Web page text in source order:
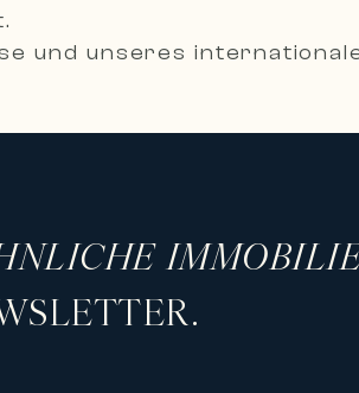
und unseres
um Ihre